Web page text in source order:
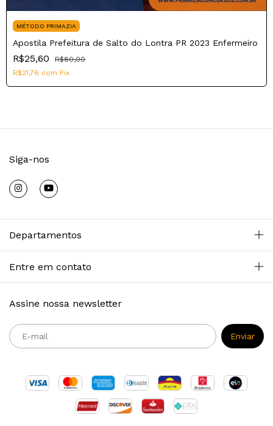
MÉTODO PRIMAZIA
Apostila Prefeitura de Salto do Lontra PR 2023 Enfermeiro
R$25,60
R$80,00
R$21,76 com Pix
Siga-nos
Departamentos
Entre em contato
Assine nossa newsletter